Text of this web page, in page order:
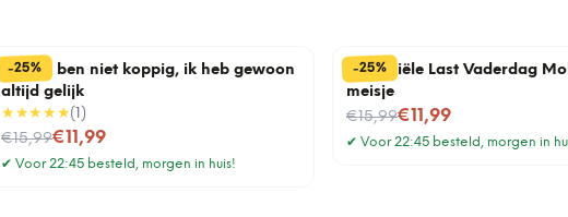
-25%
Mok Ik ben niet koppig, ik heb gewoon
altijd gelijk
★★★★★( 1 )
€15,99
Nu voor€11,99
✔ Voor 22:45 besteld, morgen in huis!
-25%
Financiële Last Vaderdag
meisje
€15,99
Nu voor€11,99
✔ Voor 22:45 besteld, morgen in